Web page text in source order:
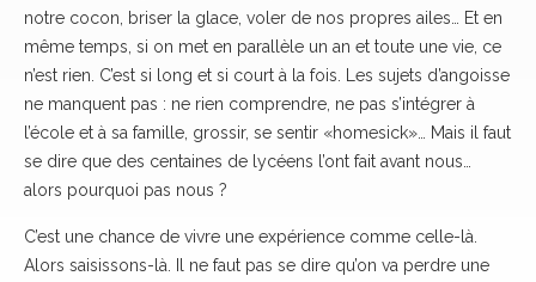
notre cocon, briser la glace, voler de nos propres ailes… Et en
même temps, si on met en parallèle un an et toute une vie, ce
n’est rien. C’est si long et si court à la fois. Les sujets d’angoisse
ne manquent pas : ne rien comprendre, ne pas s’intégrer à
l’école et à sa famille, grossir, se sentir «homesick»… Mais il faut
se dire que des centaines de lycéens l’ont fait avant nous…
alors pourquoi pas nous ?
C’est une chance de vivre une expérience comme celle-là.
Alors saisissons-là. Il ne faut pas se dire qu’on va perdre une